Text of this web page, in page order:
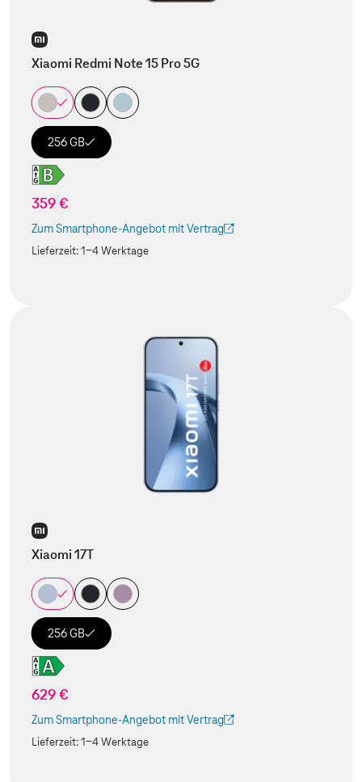
Xiaomi Redmi Note 15 Pro 5G
256 GB
359 €
Zum Smartphone-Angebot mit Vertrag
(Der Link wird in einem neuen Tab geöffnet)
Lieferzeit:1-4 Werktage
Xiaomi 17T
256 GB
629 €
Zum Smartphone-Angebot mit Vertrag
(Der Link wird in einem neuen Tab geöffnet)
Lieferzeit:1-4 Werktage